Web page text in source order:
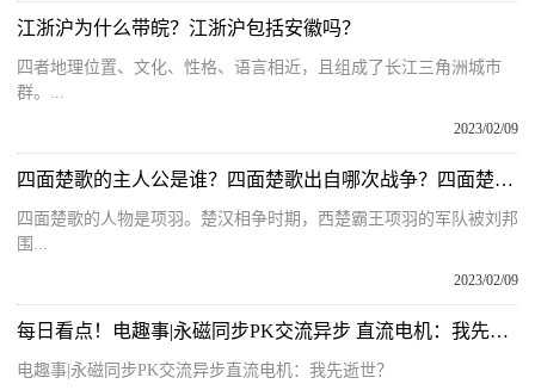
江浙沪为什么带皖？江浙沪包括安徽吗？
四者地理位置、文化、性格、语言相近，且组成了长江三角洲城市
群。...
2023/02/09
四面楚歌的主人公是谁？四面楚歌出自哪次战争？四面楚歌出处和含义
四面楚歌的人物是项羽。楚汉相争时期，西楚霸王项羽的军队被刘邦
围...
2023/02/09
每日看点！电趣事|永磁同步PK交流异步 直流电机：我先逝世？
电趣事|永磁同步PK交流异步直流电机：我先逝世？